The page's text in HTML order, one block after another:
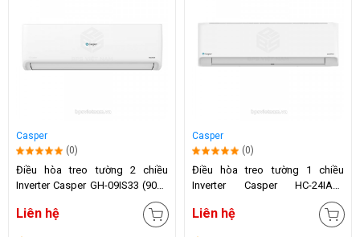
Casper
(0)
Điều hòa treo tường 2 chiều
Inverter Casper GH-09IS33 (9000
Liên hệ
Casper
(0)
Điều hòa treo tường 1 chiều
Inverter Casper HC-24IA32
Liên hệ